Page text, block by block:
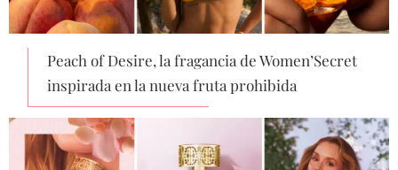
Peach of Desire, la fragancia de Women’Secret
inspirada en la nueva fruta prohibida